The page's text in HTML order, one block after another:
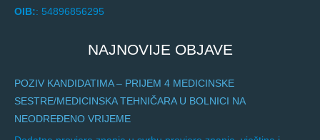
OIB:: 54896856295
NAJNOVIJE OBJAVE
POZIV KANDIDATIMA – PRIJEM 4 MEDICINSKE
SESTRE/MEDICINSKA TEHNIČARA U BOLNICI NA
NEODREĐENO VRIJEME